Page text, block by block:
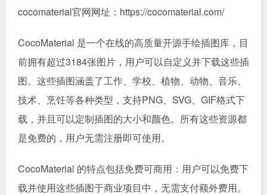
cocomaterial官网网址：https://cocomaterial.com/
CocoMaterial 是一个在线的高质量开源手绘插图库，目
前拥有超过3184张图片，用户可以自定义并下载这些插
图。这些插图涵盖了工作、学校、植物、动物、音乐、
技术、烹饪等各种类型，支持PNG、SVG、GIF格式下
载，并且可以定制插图的大小和颜色。所有这些资源都
是免费的，用户无需注册即可使用。
CocoMaterial 的特点包括免费可商用：用户可以免费下
载并使用这些插图于商业项目中，无需支付额外费用。